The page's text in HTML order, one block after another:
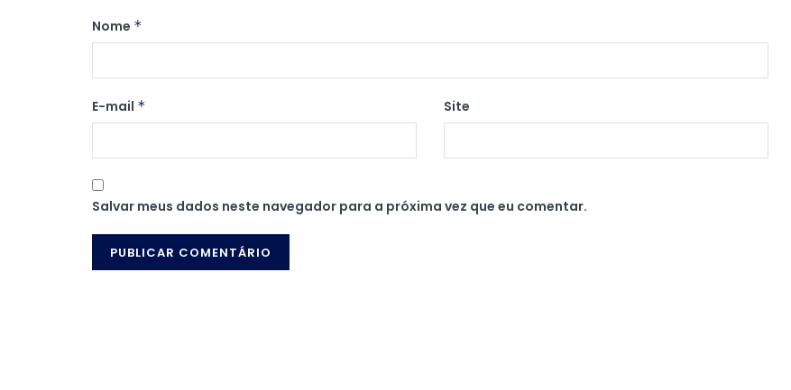
Nome *
E-mail * Site
Salvar meus dados neste navegador para a próxima vez que eu comentar.